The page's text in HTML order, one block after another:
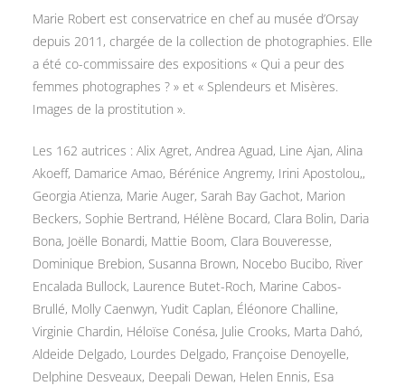
Marie Robert est conservatrice en chef au musée d’Orsay
depuis 2011, chargée de la collection de photographies. Elle
a été co-commissaire des expositions « Qui a peur des
femmes photographes ? » et « Splendeurs et Misères.
Images de la prostitution ».
Les 162 autrices : Alix Agret, Andrea Aguad, Line Ajan, Alina
Akoeff, Damarice Amao, Bérénice Angremy, Irini Apostolou,,
Georgia Atienza, Marie Auger, Sarah Bay Gachot, Marion
Beckers, Sophie Bertrand, Hélène Bocard, Clara Bolin, Daria
Bona, Joëlle Bonardi, Mattie Boom, Clara Bouveresse,
Dominique Brebion, Susanna Brown, Nocebo Bucibo, River
Encalada Bullock, Laurence Butet-Roch, Marine Cabos-
Brullé, Molly Caenwyn, Yudit Caplan, Éléonore Challine,
Virginie Chardin, Héloïse Conésa, Julie Crooks, Marta Dahó,
Aldeide Delgado, Lourdes Delgado, Françoise Denoyelle,
Delphine Desveaux, Deepali Dewan, Helen Ennis, Esa